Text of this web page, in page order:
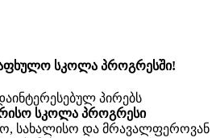
სკოლა პროგრესში!
პირებს
სკოლა პროგრესი
სახალისო და მრავალფეროვან